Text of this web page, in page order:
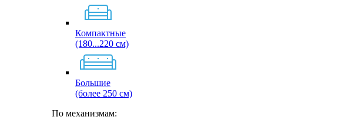
Компактные
(180...220 см)
Большие
(более 250 см)
По механизмам: